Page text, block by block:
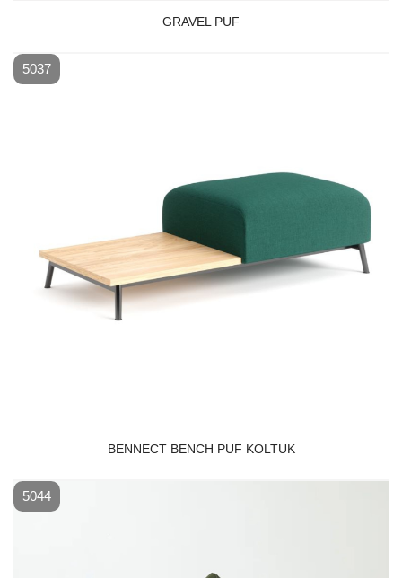
GRAVEL PUF
5037
BENNECT BENCH PUF KOLTUK
5044